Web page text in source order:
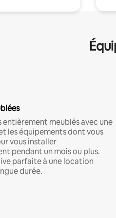
entièrement meublés avec une
les équipements dont vous
vous installer
pendant un mois ou plus.
parfaite à une location
durée.